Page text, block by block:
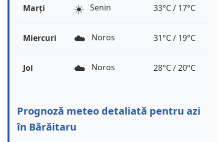
Marți ☀️ Senin 33°C / 17°C
Miercuri ☁️ Noros 31°C / 19°C
Joi ☁️ Noros 28°C / 20°C
Prognoză meteo detaliată pentru azi
în Bărăitaru